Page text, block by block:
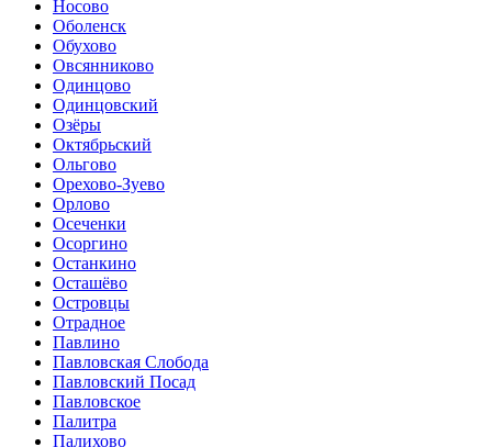
Носово
Оболенск
Обухово
Овсянниково
Одинцово
Одинцовский
Озёры
Октябрьский
Ольгово
Орехово-Зуево
Орлово
Осеченки
Осоргино
Останкино
Осташёво
Островцы
Отрадное
Павлино
Павловская Слобода
Павловский Посад
Павловское
Палитра
Палихово